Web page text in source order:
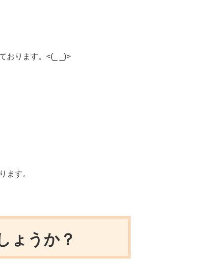
おります。<(_ _)>
ます。
ょうか？